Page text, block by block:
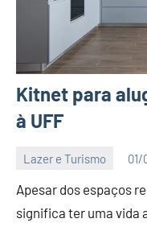
Kitnet para
à UFF
Lazer e Turismo 01/
BC
Apesar dos espaços
significa ter uma vida